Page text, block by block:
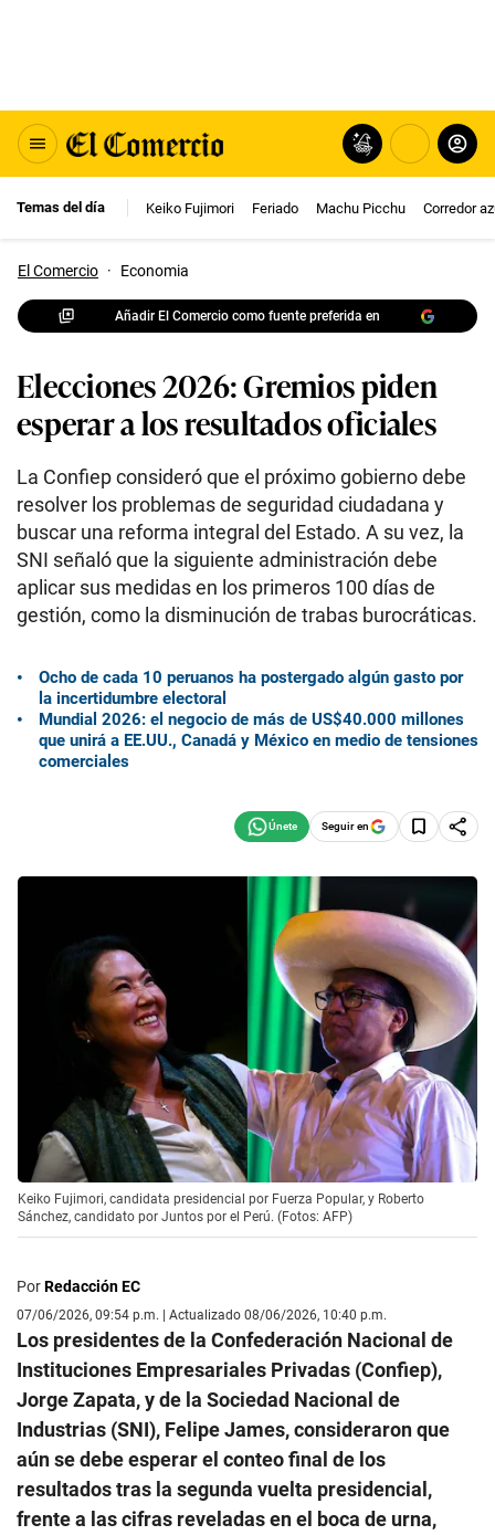
Temas del día Keiko Fujimori Feriado Machu Picchu Corredor
El Comercio · Economia
Añadir El Comercio como fuente preferida en
Elecciones 2026: Gremios piden
esperar a los resultados oficiales
La Confiep consideró que el próximo gobierno debe
resolver los problemas de seguridad ciudadana y
buscar una reforma integral del Estado. A su vez, la
SNI señaló que la siguiente administración debe
aplicar sus medidas en los primeros 100 días de
gestión, como la disminución de trabas burocráticas.
Ocho de cada 10 peruanos ha postergado algún gasto por
la incertidumbre electoral
Mundial 2026: el negocio de más de US$40.000 millones
que unirá a EE.UU., Canadá y México en medio de tensiones
comerciales
Seguir en
Keiko Fujimori, candidata presidencial por Fuerza Popular, y Roberto
Sánchez, candidato por Juntos por el Perú. (Fotos: AFP)
PorRedacción EC
07/06/2026, 09:54 p.m. | Actualizado 08/06/2026, 10:40 p.m.
Los presidentes de la Confederación Nacional de
Instituciones Empresariales Privadas (Confiep),
Jorge Zapata, y de la Sociedad Nacional de
Industrias (SNI), Felipe James, consideraron que
aún se debe esperar el conteo final de los
resultados tras la segunda vuelta presidencial,
frente a las cifras reveladasen el boca de urna,